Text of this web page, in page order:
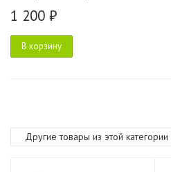
1 200 ₽
В корзину
Другие товары из этой категории